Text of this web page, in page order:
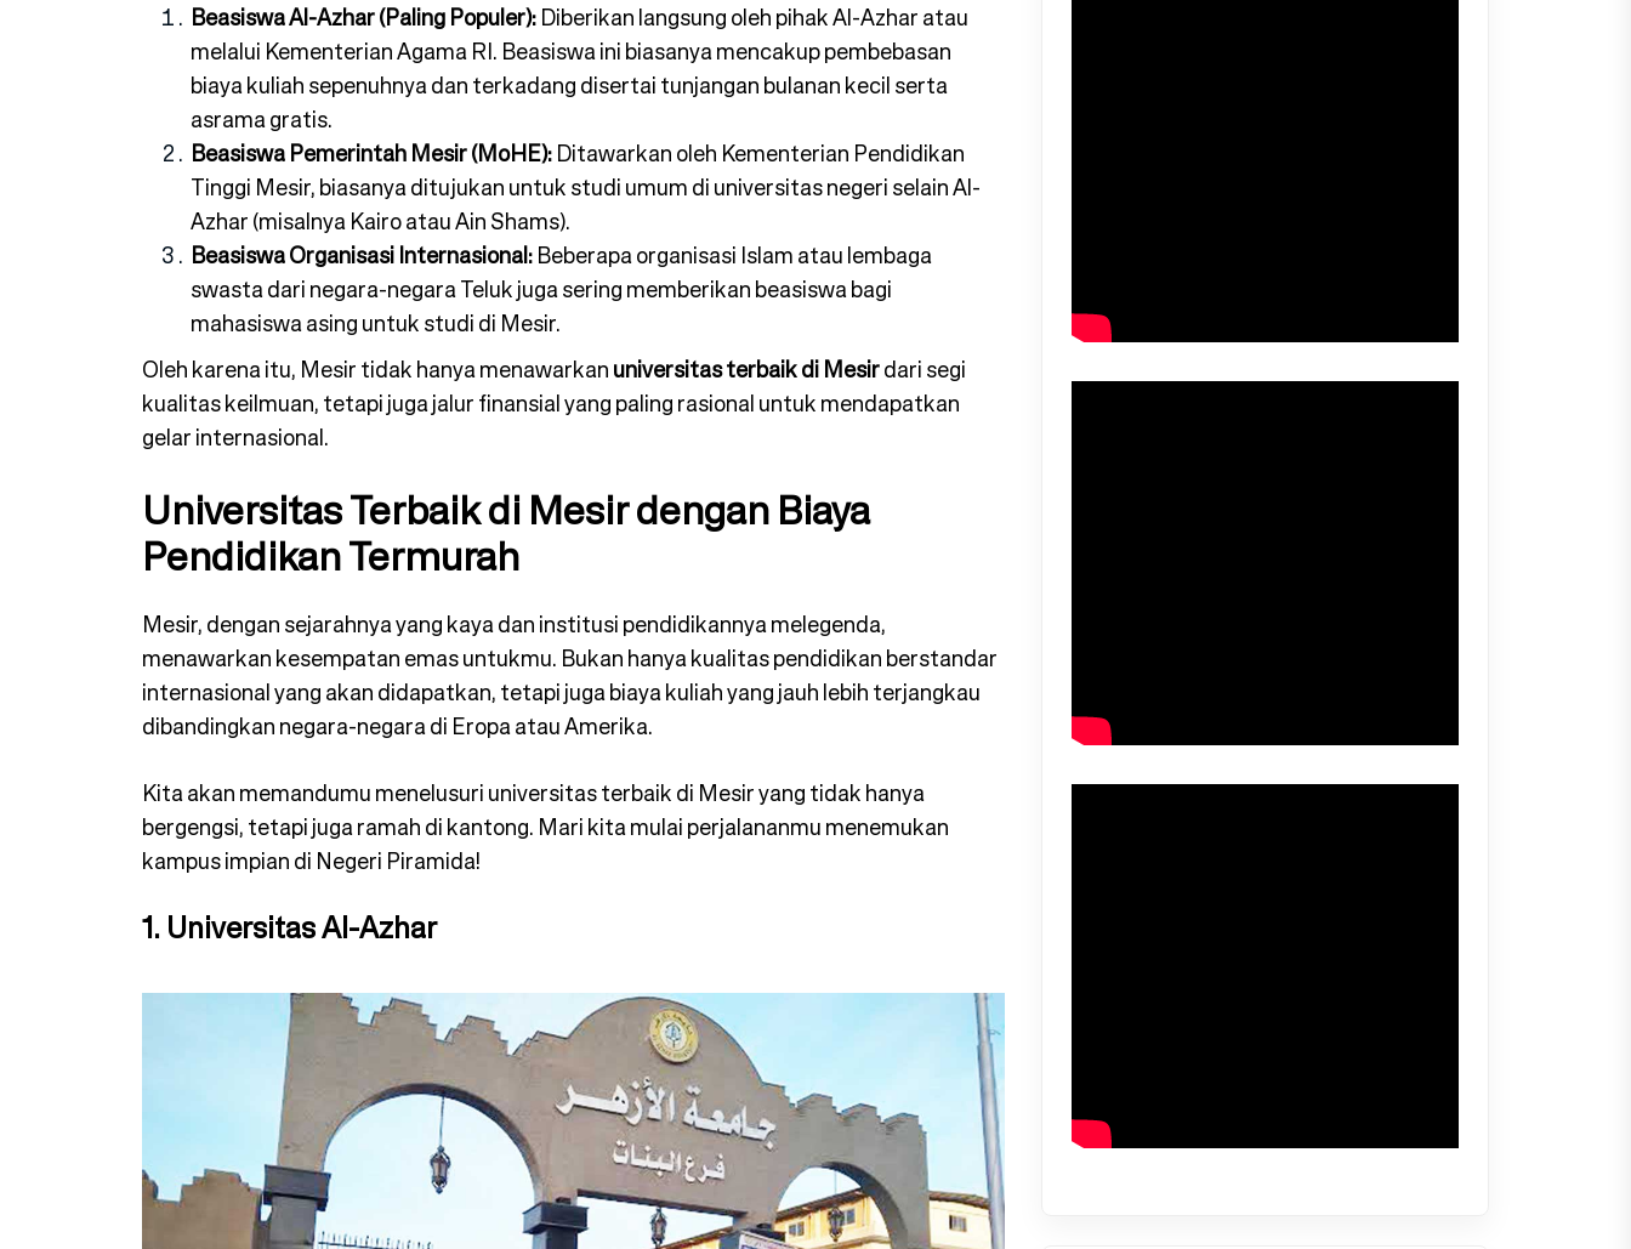
Beasiswa Al-Azhar (Paling Populer):Diberikan langsung oleh pihak Al-Azhar atau
melalui Kementerian Agama RI. Beasiswa ini biasanya mencakup pembebasan
biaya kuliah sepenuhnya dan terkadang disertai tunjangan bulanan kecil serta
asrama gratis.
Beasiswa Pemerintah Mesir (MoHE):Ditawarkan oleh Kementerian Pendidikan
Tinggi Mesir, biasanya ditujukan untuk studi umum di universitas negeri selain Al-
Azhar (misalnya Kairo atau Ain Shams).
Beasiswa Organisasi Internasional:Beberapa organisasi Islam atau lembaga
swasta dari negara-negara Teluk juga sering memberikan beasiswa bagi
mahasiswa asing untuk studi di Mesir.
Oleh karena itu, Mesir tidak hanya menawarkanuniversitas terbaik di Mesirdari segi
kualitas keilmuan, tetapi juga jalur finansial yang paling rasional untuk mendapatkan
gelar internasional.
Universitas Terbaik di Mesir dengan Biaya
Pendidikan Termurah
Mesir, dengan sejarahnya yang kaya dan⁠ institusi pendidikannya melegenda,
menawarkan kes⁠empatan em⁠as untukmu. Bukan hanya kualitas pendidikan berstandar
internasional y⁠ang akan didapatkan, tetapi juga biaya kuliah yang jauh lebih terjangkau
dib⁠andingkan nega⁠ra-negara di Eropa atau Amerika.
Kita akan me⁠man⁠dumu menel⁠usuri univ⁠ersitas terbaik di Mesir yang tidak hanya
bergengsi,⁠ tetapi juga ramah di kantong. Mari kita mulai pe⁠rjalananmu menemukan
kampus⁠ impian di Negeri Piramida!
1. Universitas Al-Azhar